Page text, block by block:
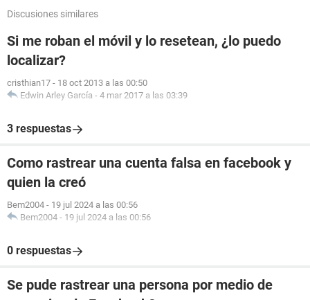
Discusiones similares
Si me roban el móvil y lo resetean, ¿lo puedo
localizar?
cristhian17 - 18 oct 2013 a las 00:50
Edwin Arley García - 4 mar 2017 a las 03:39
3 respuestas
Como rastrear una cuenta falsa en facebook y
quien la creó
Bem2004 - 19 jul 2024 a las 00:56
Bem2004 - 19 jul 2024 a las 00:56
0 respuestas
Se pude rastrear una persona por medio de